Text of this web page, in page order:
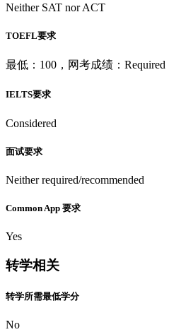
Neither SAT nor ACT
TOEFL要求
最低：100，网考成绩：Required
IELTS要求
Considered
面试要求
Neither required/recommended
Common App 要求
Yes
转学相关
转学所需最低学分
No